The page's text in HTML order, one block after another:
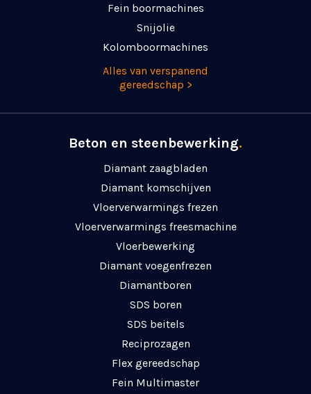
Fein boormachines
Snijolie
Kolomboormachines
Alles van verspanend
gereedschap >
Beton en steenbewerking.
Diamant zaagbladen
Diamant komschijven
Vloerverwarmings frezen
Vloerverwarmings freesmachine
Vloerbewerking
Diamant voegenfrezen
Diamantboren
SDS boren
SDS beitels
Reciprozagen
Flex gereedschap
Fein Multimaster